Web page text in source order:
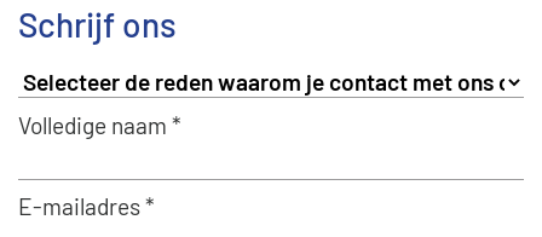
Schrijf ons
Volledige naam *
E-mailadres *